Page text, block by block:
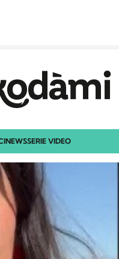
NEWSSERIE VIDEO